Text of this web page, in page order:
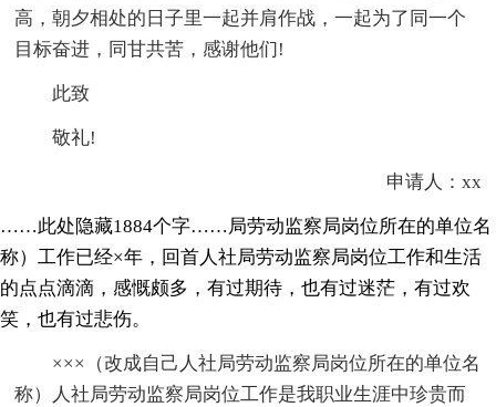
高，朝夕相处的日子里一起并肩作战，一起为了同一个
目标奋进，同甘共苦，感谢他们!
此致
敬礼!
申请人：xx
……此处隐藏1884个字……局劳动监察局岗位所在的单位名
称）工作已经×年，回首人社局劳动监察局岗位工作和生活
的点点滴滴，感慨颇多，有过期待，也有过迷茫，有过欢
笑，也有过悲伤。
×××（改成自己人社局劳动监察局岗位所在的单位名
称）人社局劳动监察局岗位工作是我职业生涯中珍贵而